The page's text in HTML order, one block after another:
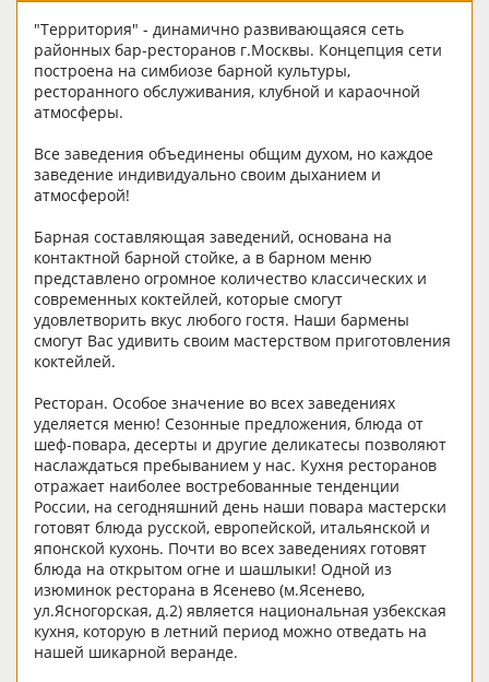
"Территория" - динамично развивающаяся сеть
районных бар-ресторанов г.Москвы. Концепция сети
построена на симбиозе барной культуры,
ресторанного обслуживания, клубной и караочной
атмосферы.
Все заведения объединены общим духом, но каждое
заведение индивидуально своим дыханием и
атмосферой!
Барная составляющая заведений, основана на
контактной барной стойке, а в барном меню
представлено огромное количество классических и
современных коктейлей, которые смогут
удовлетворить вкус любого гостя. Наши бармены
смогут Вас удивить своим мастерством приготовления
коктейлей.
Ресторан. Особое значение во всех заведениях
уделяется меню! Сезонные предложения, блюда от
шеф-повара, десерты и другие деликатесы позволяют
наслаждаться пребыванием у нас. Кухня ресторанов
отражает наиболее востребованные тенденции
России, на сегодняшний день наши повара мастерски
готовят блюда русской, европейской, итальянской и
японской кухонь. Почти во всех заведениях готовят
блюда на открытом огне и шашлыки! Одной из
изюминок ресторана в Ясенево (м.Ясенево,
ул.Ясногорская, д.2) является национальная узбекская
кухня, которую в летний период можно отведать на
нашей шикарной веранде.